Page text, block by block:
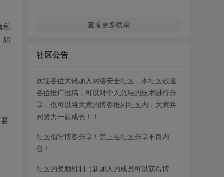
私
如
查看更多榜单
社区公告
欢迎各位大佬加入网络安全社区，本社区诚邀
各位推广投稿，可以对个人总结的技术进行分
享，也可以将大家的博客推到社区内，大家共
同努力一起成长！！
社区倡导博客分享！禁止在社区分享不良内
容！
社区的奖励机制（新加入的成员可以获得博